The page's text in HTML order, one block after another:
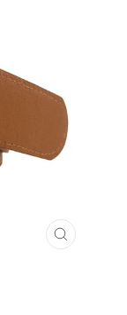
CERRAR